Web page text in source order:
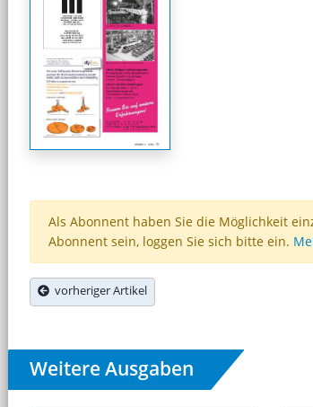
Als Abonnent haben Sie die Möglichkeit
Abonnent sein, loggen Sie sich bitte ein.
vorheriger Artikel
Weitere Ausgaben